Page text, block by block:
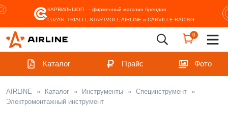
КАРВИЛЬШОП — фирменный магазин брендов
LUZAR, TRIALLI, STARTVOLT, AIRLINE и CARVILLE RACING
0
Каталог Прайс Фото
AIRLINE » Каталог » Инструменты » Специнструмент »
Электромонтажный инструмент